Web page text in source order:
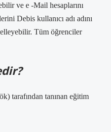
ve e -Mail hesaplarını
Debis kullanıcı adı adını
Tüm öğrenciler
tarafından tanınan eğitim